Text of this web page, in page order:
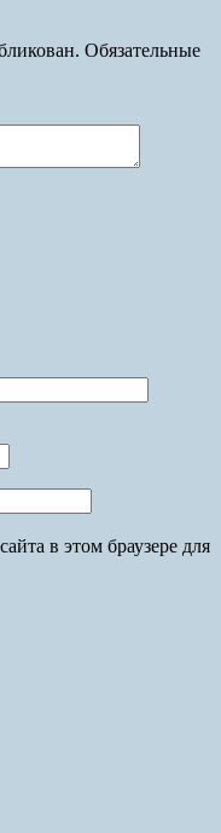
Обязательные
в этом браузере для